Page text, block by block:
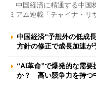
中国経済に精通する中国
ミアム連載「チャイナ・リ
中国経済“予想外の低成
方針の修正で成長加速
“AI革命”で爆発的な需
か？ 高い競争力を持つ